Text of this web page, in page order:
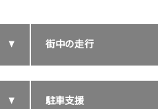
街中の走行
駐車支援